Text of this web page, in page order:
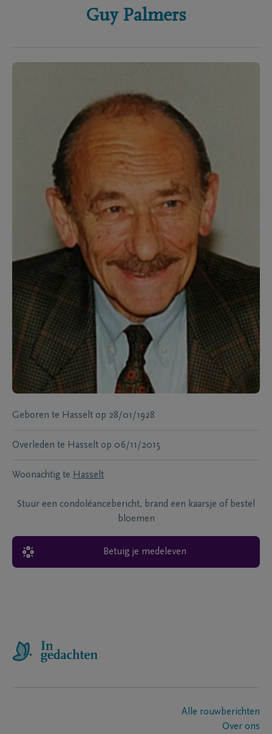
Guy Palmers
Geboren te Hasselt op 28/01/1928
Overleden te Hasselt op 06/11/2015
Woonachtig te Hasselt
Stuur een condoléancebericht, brand een kaarsje of bestel
bloemen
Betuig je medeleven
Alle rouwberichten
Over ons